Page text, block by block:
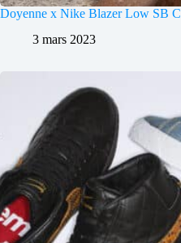
Doyenne x Nike Blazer Low SB
3 mars 2023